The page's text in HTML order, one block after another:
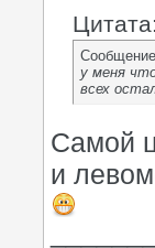
Цитата:
у меня
всех
Самой
и